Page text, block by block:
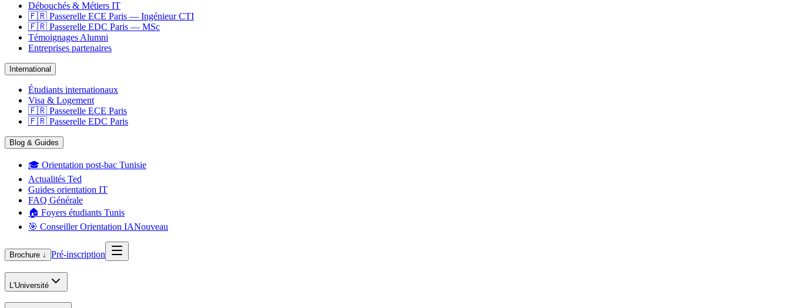
Débouchés & Métiers IT
🇫🇷 Passerelle ECE Paris — Ingénieur CTI
🇫🇷 Passerelle EDC Paris — MSc
Témoignages Alumni
Entreprises partenaires
International
Étudiants internationaux
Visa & Logement
🇫🇷 Passerelle ECE Paris
🇫🇷 Passerelle EDC Paris
Blog & Guides
🎓 Orientation post-bac Tunisie
Actualités Ted
Guides orientation IT
FAQ Générale
🏠 Foyers étudiants Tunis
🎯 Conseiller Orientation IANouveau
Brochure ↓ Pré-inscription
L'Université